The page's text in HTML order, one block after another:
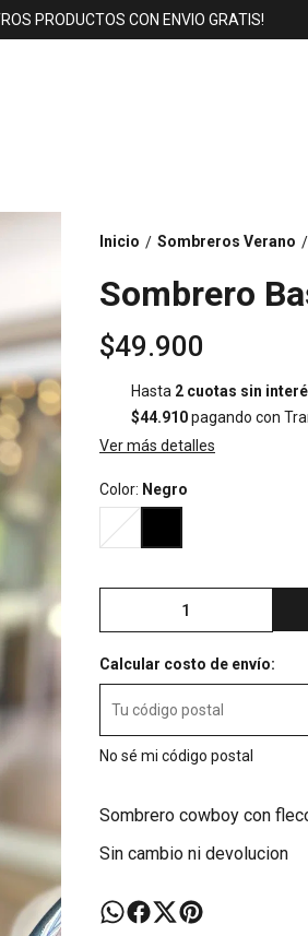
PRODUCTOS CON ENVIO GRATIS!
Inicio / Sombreros Verano /
Sombrero
$49.900
Hasta 2 cuotas sin
$44.910pagando con
Ver más detalles
Color: Negro
Calcular costo de envío:
No sé mi código postal
Sombrero cowboy con
Sin cambio ni devolucion